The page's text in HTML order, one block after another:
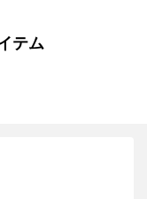
テム